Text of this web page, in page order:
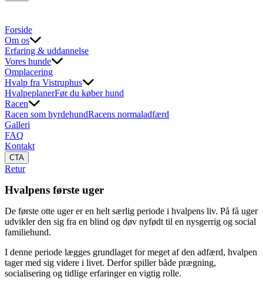
Forside
Om os
Erfaring & uddannelse
Vores hunde
Omplacering
Hvalp fra Vistruphus
HvalpeplanerFør du køber hund
Racen
Racen som hyrdehundRacens normaladfærd
Galleri
FAQ
Kontakt
CTA
Retur
Hvalpens første uger
De første otte uger er en helt særlig periode i hvalpens liv. På få uger
udvikler den sig fra en blind og døv nyfødt til en nysgerrig og social
familiehund.
I denne periode lægges grundlaget for meget af den adfærd, hvalpen
tager med sig videre i livet. Derfor spiller både prægning,
socialisering og tidlige erfaringer en vigtig rolle.